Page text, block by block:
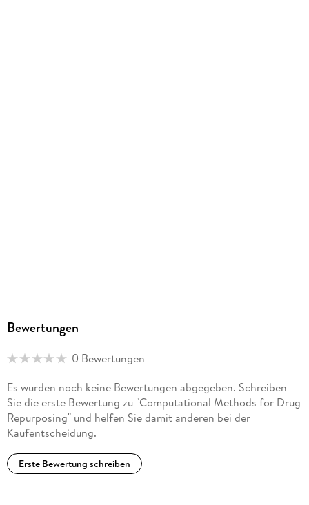
Bewertungen
0 Bewertungen
Es wurden noch keine Bewertungen abgegeben. Schreiben
Sie die erste Bewertung zu "Computational Methods for Drug
Repurposing" und helfen Sie damit anderen bei der
Kaufentscheidung.
Erste Bewertung schreiben